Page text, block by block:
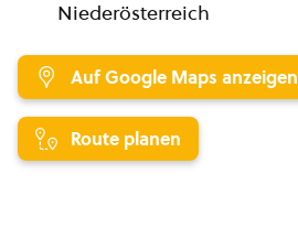
Niederösterreich
Auf Google Maps anzeigen
Route planen